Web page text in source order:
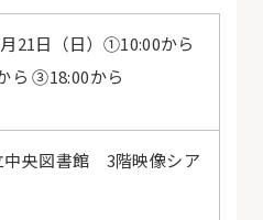
21日（日）①10:00から
ら ③18:00から
中央図書館 3階映像シア